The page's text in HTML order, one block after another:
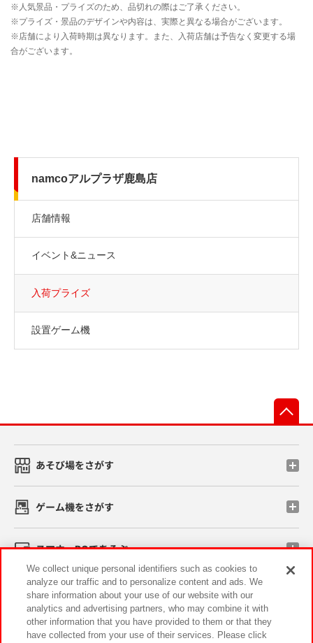
namcoアルプラザ鹿島店
店舗情報
イベント&ニュース
入荷プライズ
設置ゲーム機
あそび場をさがす
ゲーム機をさがす
スマホ・PCであそぶ
イベント・キャンペーン
We collect unique personal identifiers such as cookies to
analyze our traffic and to personalize content and ads. We
share information about your use of our website with our
analytics and advertising partners, who may combine it with
other information that you have provided to them or that they
have collected from your use of their services. Please click